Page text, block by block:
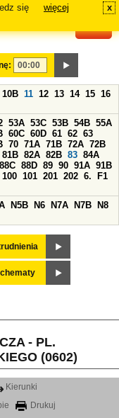
się
więcej x
10B 11 12 13 14 15 16
53A 53C 53B 54B 55A
60C 60D 61 62 63
70 71A 71B 72A 72B
81B 82A 82B 83 84A
88C 88D 89 90 91A 91B
100 101 201 202 6.
F1
N5B N6 N7A N7B
N8
- PL.
(0602)
Kierunki
Drukuj